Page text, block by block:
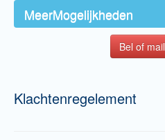
Primair Menu
Spring naar inhoud
MeerMogelijkheden
COACHING
Bel of
Klachtenregelement